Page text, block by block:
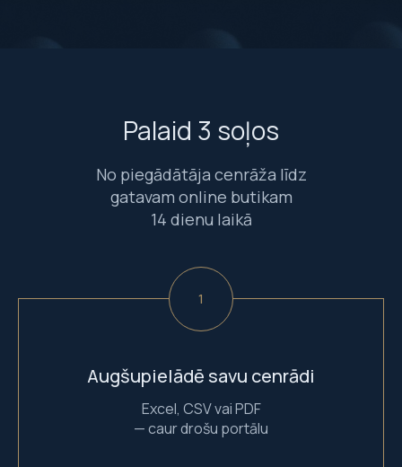
Palaid 3 soļos
No piegādātāja cenrāža līdz
gatavam online butikam
14 dienu laikā
Augšupielādē savu cenrādi
Excel, CSV vai PDF
— caur drošu portālu